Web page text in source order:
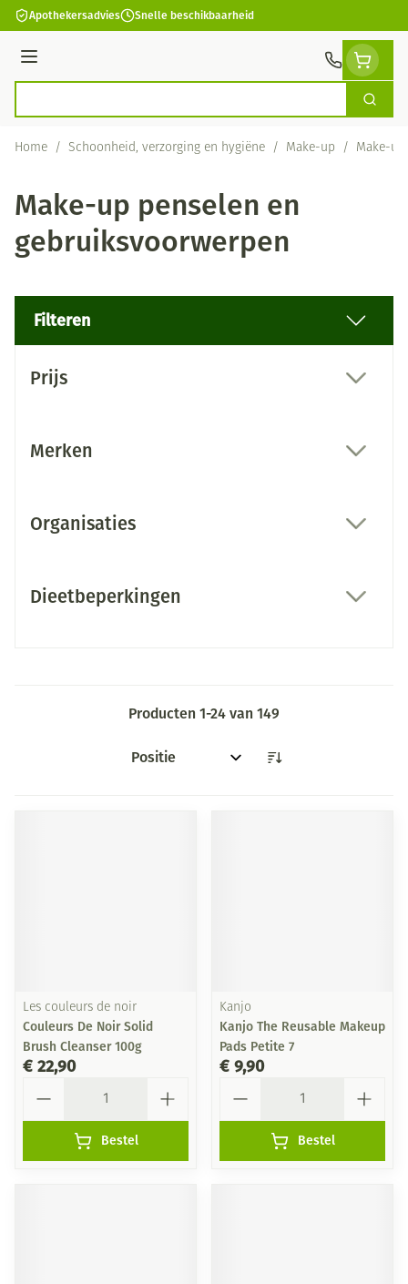
Ga naar de inhoud
Apothekersadvies Snelle beschikbaarheid
Menu
Zoek
Home / Schoonheid, verzorging en hygiëne / Make-up / Make-
Make-up penselen en
gebruiksvoorwerpen
Filteren
Prijs
Merken
Organisaties
Dieetbeperkingen
Producten 1-24 van 149
Sorteer op:
Les couleurs de noir
Couleurs De Noir Solid
Brush Cleanser 100g
€ 22,90
Bestel
Kanjo
Kanjo The Reusable Makeup
Pads Petite 7
€ 9,90
Bestel